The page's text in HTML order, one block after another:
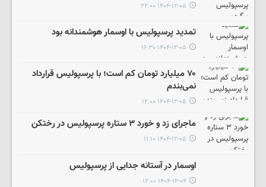
۱۴۰۴-۱۲-۰۵ ۲۲:۰۰
تمدید پرسپولیس با اوسمار هوشمندانه بود
۱۴۰۴-۱۲-۰۵ ۱۶:۳۰
۷۰ میلیارد تومان کم است؛ با پرسپولیس قرارداد
نمی‌بندم
۱۴۰۴-۱۲-۰۵ ۱۲:۰۰
ماجرای زد و خورد ۳ ستاره پرسپولیس در رختکن
۱۴۰۴-۱۲-۰۵ ۱۱:۱۰
اوسمار در آستانه جدایی از پرسپولیس
۱۴۰۴-۱۲-۰۴ ۱۲:۰۰